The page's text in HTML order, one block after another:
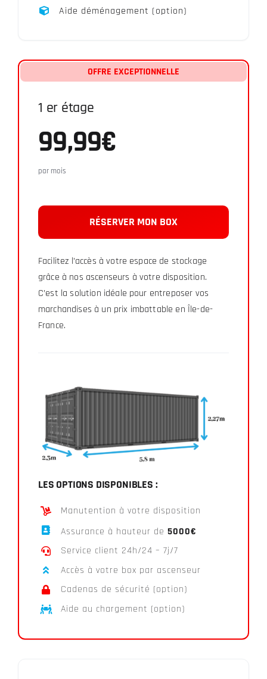
Aide déménagement (option)
OFFRE EXCEPTIONNELLE
1 er étage
99,99€
par mois
RÉSERVER MON BOX
Facilitez l’accès à votre espace de stockage
grâce à nos ascenseurs à votre disposition.
C’est la solution idéale pour entreposer vos
marchandises à un prix imbattable en Île-de-
France.
LES OPTIONS DISPONIBLES :
Manutention à votre disposition
Assurance à hauteur de5000€
Service client 24h/24 – 7j/7
Accès à votre box par ascenseur
Cadenas de sécurité (option)
Aide au chargement (option)